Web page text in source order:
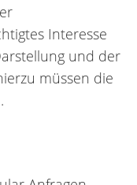
Interesse
und der
müssen die